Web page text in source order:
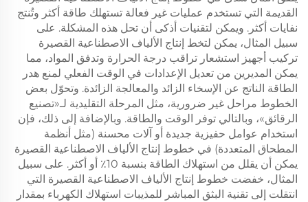
القديمة التي تستخدم عمليات غير فعالة تستهلك طاقة أكثر وتُنتج
نفايات أكثر. ويمكن لتقنيات أذكى أن تحل هذه المشكلة. على
سبيل المثال، يمكن لتخط إنتاج الألياف الاصطناعية القصيرة
تركيب أجهيز استشعار تراقب درجة الحرارة وتدفق المواد، مما
يمكن المديرين من تعديل الإعدادات في الوقت الفعلي لمنع هدر
الطاقة الناتج عن الإسخاء الزائد والمعالجة الزائدة. وتحوّل بعض
الخطوط مراحل غير ضرورية، مثل المرحلة التقليدية لـ«تصنيع
الرقائق»، وبالتالي توفر الوقت والطاقة. وبالإضافة إلى ذلك، فإن
استخدام عوامل حفيزية جديدة أو آلات محسنة (مثل أنظمة
المطحاق المتعددة) في خطوط إنتاج الألياف الاصطناعية القصيرة
يمكن أن يقلل من استهلاك الطاقة بنسبة 10٪ أو أكثر. على سبيل
المثال، خفضت خطوط إنتاج الألياف الاصطناعية القصيرة التي
انتقلت إلى تقنية البثق المباشر للمذيبات استهلاك الكهرباء بمقدار